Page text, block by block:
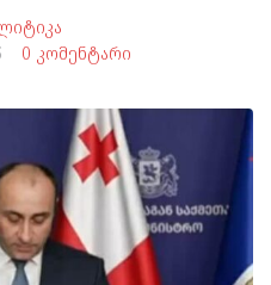
0 კომენტარი